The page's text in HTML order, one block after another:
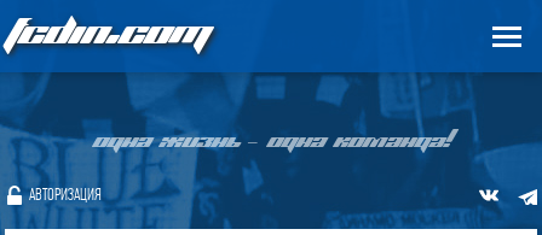
FCDIN.COM
ОДНА ЖИЗНЬ – ОДНА КОМАНДА!
АВТОРИЗАЦИЯ